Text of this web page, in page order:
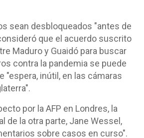
sean desbloqueados "antes de
que el acuerdo suscrito
Maduro y Guaidó para buscar
contra la pandemia se puede
"espera, inútil, en las cámaras
por la AFP en Londres, la
de la otra parte, Jane Wessel,
sobre casos en curso".